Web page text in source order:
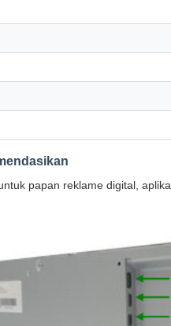
papan reklame digital,